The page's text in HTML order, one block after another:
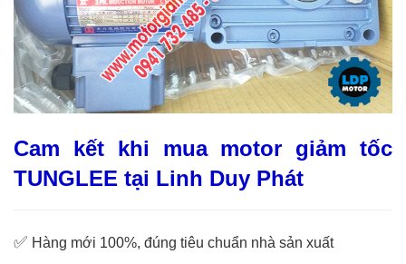
Cam kết khi mua motor giảm tốc
TUNGLEE tại Linh Duy Phát
✅ Hàng mới 100%, đúng tiêu chuẩn nhà sản xuất